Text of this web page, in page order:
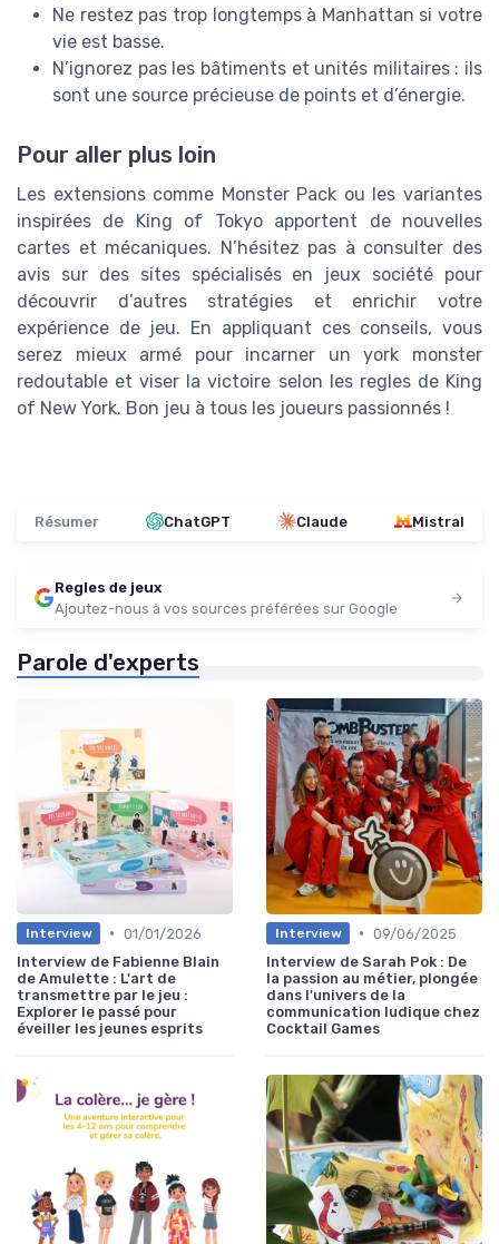
Ne restez pas trop longtemps à Manhattan si votre
vie est basse.
N’ignorez pas les bâtiments et unités militaires : ils
sont une source précieuse de points et d’énergie.
Pour aller plus loin
Les extensions comme Monster Pack ou les variantes
inspirées de King of Tokyo apportent de nouvelles
cartes et mécaniques. N’hésitez pas à consulter des
avis sur des sites spécialisés en jeux société pour
découvrir d’autres stratégies et enrichir votre
expérience de jeu. En appliquant ces conseils, vous
serez mieux armé pour incarner un york monster
redoutable et viser la victoire selon les regles de King
of New York. Bon jeu à tous les joueurs passionnés !
Résumer ChatGPT Claude Mistral
Regles de jeux
Ajoutez-nous à vos sources préférées sur Google
Parole d'experts
Interview • 01/01/2026
Interview de Fabienne Blain
de Amulette : L'art de
transmettre par le jeu :
Explorer le passé pour
éveiller les jeunes esprits
Interview • 09/06/2025
Interview de Sarah Pok : De
la passion au métier, plongée
dans l'univers de la
communication ludique chez
Cocktail Games